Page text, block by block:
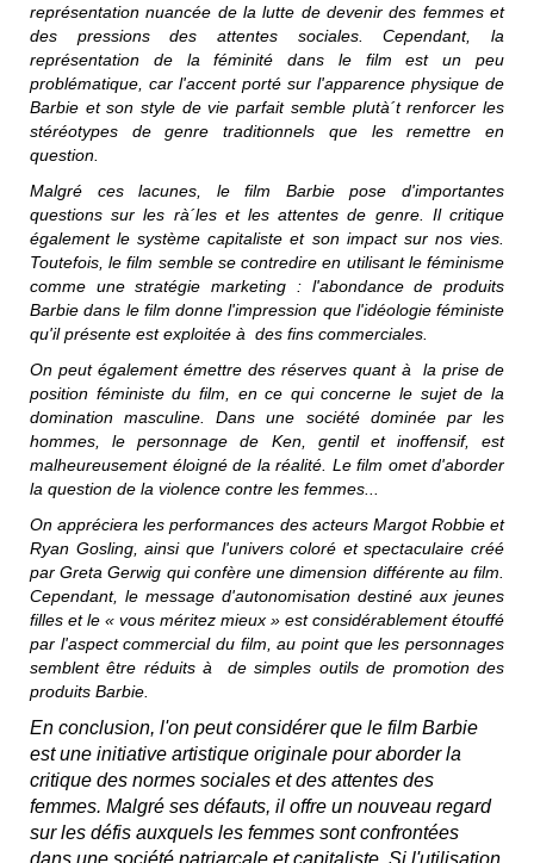
représentation nuancée de la lutte de devenir des femmes et
des pressions des attentes sociales. Cependant, la
représentation de la féminité dans le film est un peu
problématique, car l'accent porté sur l'apparence physique de
Barbie et son style de vie parfait semble plutà´t renforcer les
stéréotypes de genre traditionnels que les remettre en
question.
Malgré ces lacunes, le film Barbiepose d'importantes
questions sur les rà´les et les attentes de genre. Il critique
également le système capitaliste et son impact sur nos vies.
Toutefois, le film semble se contredire en utilisant le féminisme
comme une stratégie marketing : l'abondance de produits
Barbie dans le film donne l'impression que l'idéologie féministe
qu'il présente est exploitée à des fins commerciales.
On peut également émettre des réserves quant à la prise de
position féministe du film, en ce qui concerne le sujet de la
domination masculine. Dans une société dominée par les
hommes, le personnage de Ken, gentil et inoffensif, est
malheureusement éloigné de la réalité. Le film omet d'aborder
la question de la violence contre les femmes...
On appréciera les performances des acteurs Margot Robbie et
Ryan Gosling, ainsi que l'univers coloré et spectaculaire créé
par Greta Gerwig qui confère une dimension différente au film.
Cependant, le message d'autonomisation destiné aux jeunes
filles et le « vous méritez mieux » est considérablement étouffé
par l'aspect commercial du film, au point que les personnages
semblent être réduits à de simples outils de promotion des
produits Barbie
En conclusion, l'on peut considérer que le film Barbie
est une initiative artistique originale pour aborder la
critique des normes sociales et des attentes des
femmes. Malgré ses défauts, il offre un nouveau regard
sur les défis auxquels les femmes sont confrontées
dans une société patriarcale et capitaliste. Si l'utilisation